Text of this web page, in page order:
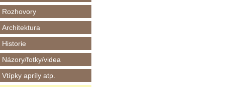
Rozhovory
Architektura
Historie
Názory/fotky/videa
Vtípky apríly atp.